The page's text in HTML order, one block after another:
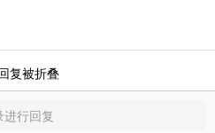
复被折叠
进行回复